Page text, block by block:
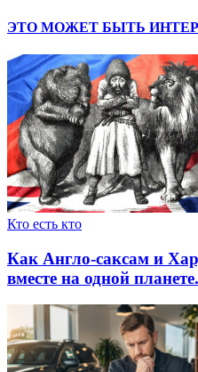
ЭТО МОЖЕТ БЫТЬ
Кто есть кто
Как Англо-саксам и
вместе на одной